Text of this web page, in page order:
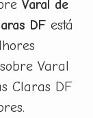
Varal de
DF está
Varal
Claras DF